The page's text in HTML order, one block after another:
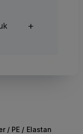
/ PE / Elastan